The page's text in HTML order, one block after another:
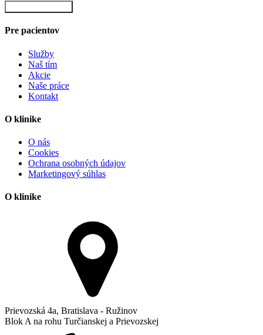
Pre pacientov
Služby
Naš tím
Akcie
Naše práce
Kontakt
O klinike
O nás
Cookies
Ochrana osobných údajov
Marketingový súhlas
O klinike
Prievozská 4a, Bratislava - Ružinov
Blok A na rohu Turčianskej a Prievozskej